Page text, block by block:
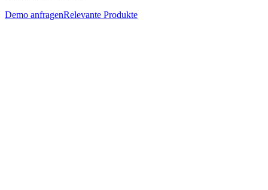
Demo anfragenRelevante Produkte